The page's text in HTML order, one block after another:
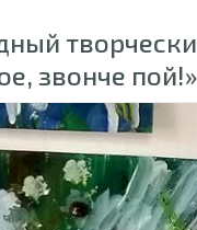
звонче пой!»